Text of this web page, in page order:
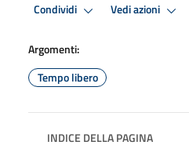
Condividi Vedi azioni
Argomenti:
Tempo libero
INDICE DELLA PAGINA